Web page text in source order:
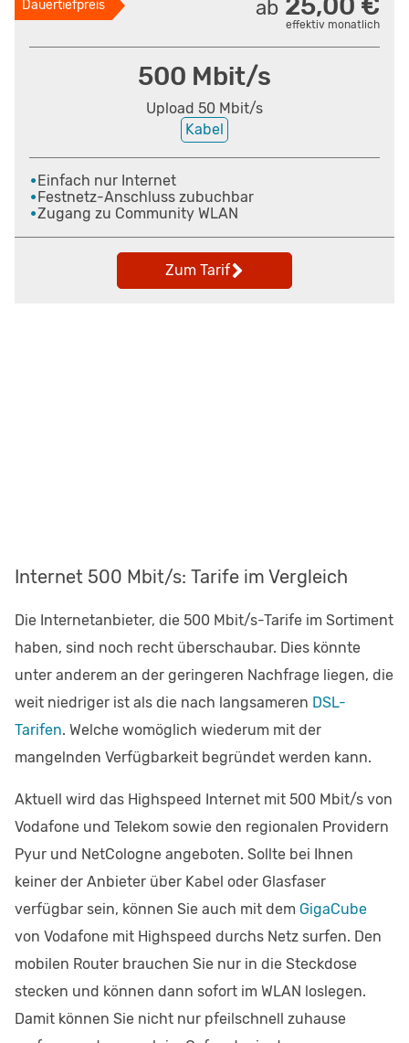
Dauertiefpreis ab 25,00 €
effektiv monatlich
500 Mbit/s
Upload 50 Mbit/s
Kabel
Einfach nur Internet
Festnetz-Anschluss zubuchbar
Zugang zu Community WLAN
Zum Tarif
Internet 500 Mbit/s: Tarife im Vergleich
Die Internetanbieter, die 500 Mbit/s-Tarife im Sortiment
haben, sind noch recht überschaubar. Dies könnte
unter anderem an der geringeren Nachfrage liegen, die
weit niedriger ist als die nach langsameren DSL-
Tarifen. Welche womöglich wiederum mit der
mangelnden Verfügbarkeit begründet werden kann.
Aktuell wird das Highspeed Internet mit 500 Mbit/s von
Vodafone und Telekom sowie den regionalen Providern
Pyur und NetCologne angeboten. Sollte bei Ihnen
keiner der Anbieter über Kabel oder Glasfaser
verfügbar sein, können Sie auch mit dem GigaCube
von Vodafone mit Highspeed durchs Netz surfen. Den
mobilen Router brauchen Sie nur in die Steckdose
stecken und können dann sofort im WLAN loslegen.
Damit können Sie nicht nur pfeilschnell zuhause